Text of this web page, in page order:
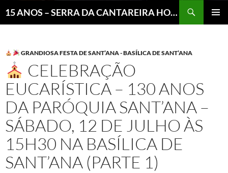
15 ANOS – SERRA DA CANTAREIRA HOJE E COTIDIANO DO BRASIL E DO MUNDO
GRANDIOSA FESTA DE SANT’ANA - BASÍLICA DE SANT’ANA
CELEBRAÇÃO
EUCARÍSTICA – 130 ANOS
DA PARÓQUIA SANT’ANA –
SÁBADO, 12 DE JULHO ÀS
15H30 NA BASÍLICA DE
SANT’ANA (PARTE 1)